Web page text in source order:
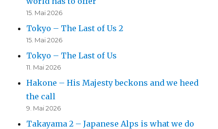
15. Mai 2026
Tokyo – The Last of Us 2
15. Mai 2026
Tokyo – The Last of Us
11. Mai 2026
Hakone – His Majesty beckons and we heed
the call
9. Mai 2026
Takayama 2 – Japanese Alps is what we do